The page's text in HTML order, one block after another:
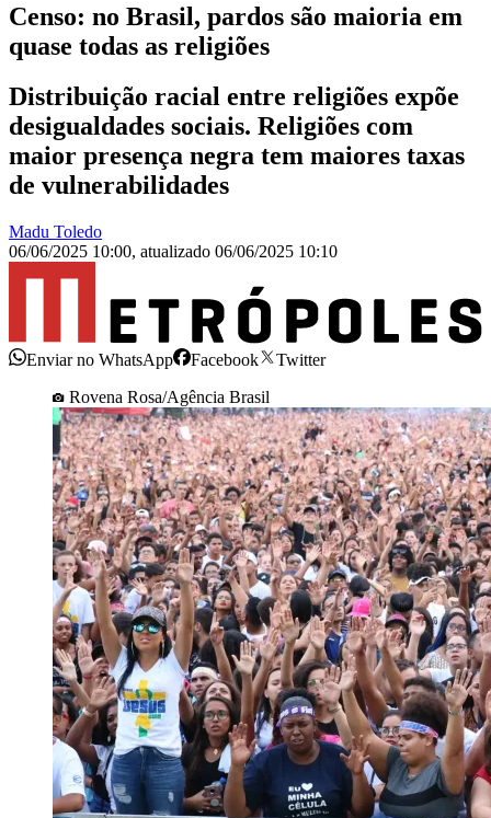
Censo: no Brasil, pardos são maioria em
quase todas as religiões
Distribuição racial entre religiões expõe
desigualdades sociais. Religiões com
maior presença negra tem maiores taxas
de vulnerabilidades
Madu Toledo
06/06/2025 10:00, atualizado 06/06/2025 10:10
Enviar no WhatsApp Facebook
Twitter
Rovena Rosa/Agência Brasil